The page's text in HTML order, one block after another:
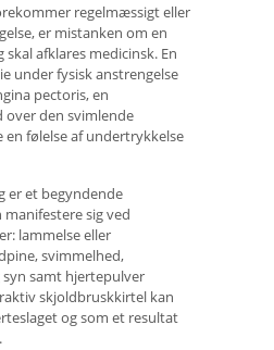
regelmæssigt eller
er mistanken om en
afklares medicinsk. En
under fysisk anstrengelse
pectoris, en
over den svimlende
følelse af undertrykkelse
er et begyndende
sig ved
lammelse eller
svimmelhed,
samt hjertepulver
skjoldbruskkirtel kan
og som et resultat